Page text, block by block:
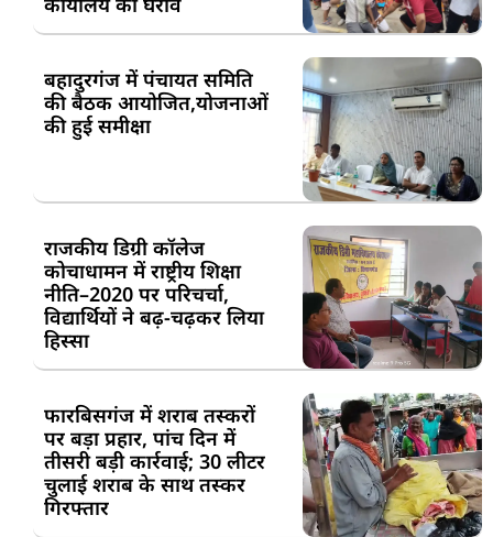
बहादुरगंज में पंचायत समिति
की बैठक आयोजित,योजनाओं
की हुई समीक्षा
राजकीय डिग्री कॉलेज
कोचाधामन में राष्ट्रीय शिक्षा
नीति–2020 पर परिचर्चा,
विद्यार्थियों ने बढ़-चढ़कर लिया
हिस्सा
फारबिसगंज में शराब तस्करों
पर बड़ा प्रहार, पांच दिन में
तीसरी बड़ी कार्रवाई; 30 लीटर
चुलाई शराब के साथ तस्कर
गिरफ्तार